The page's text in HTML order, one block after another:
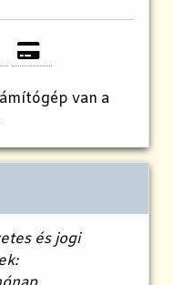
van a
és jogi